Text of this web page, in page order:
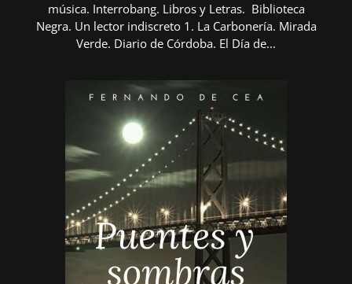
música. Interrobang. Libros y Letras. Biblioteca
Negra. Un lector indiscreto 1. La Carbonería. Mirada
Verde. Diario de Córdoba. El Día de...